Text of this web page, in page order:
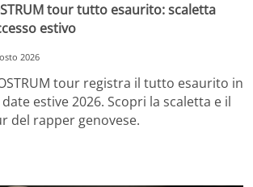
tour tutto esaurito: scaletta
estivo
2026
tour registra il tutto esaurito in
estive 2026. Scopri la scaletta e il
del rapper genovese.